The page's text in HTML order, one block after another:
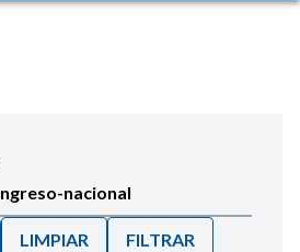
LIMPIAR FILTRAR